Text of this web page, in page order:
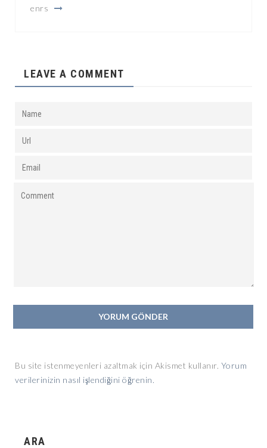
enrs
LEAVE A COMMENT
Bu site istenmeyenleri azaltmak için Akismet kullanır. Yorum
verilerinizin nasıl işlendiğini öğrenin.
ARA